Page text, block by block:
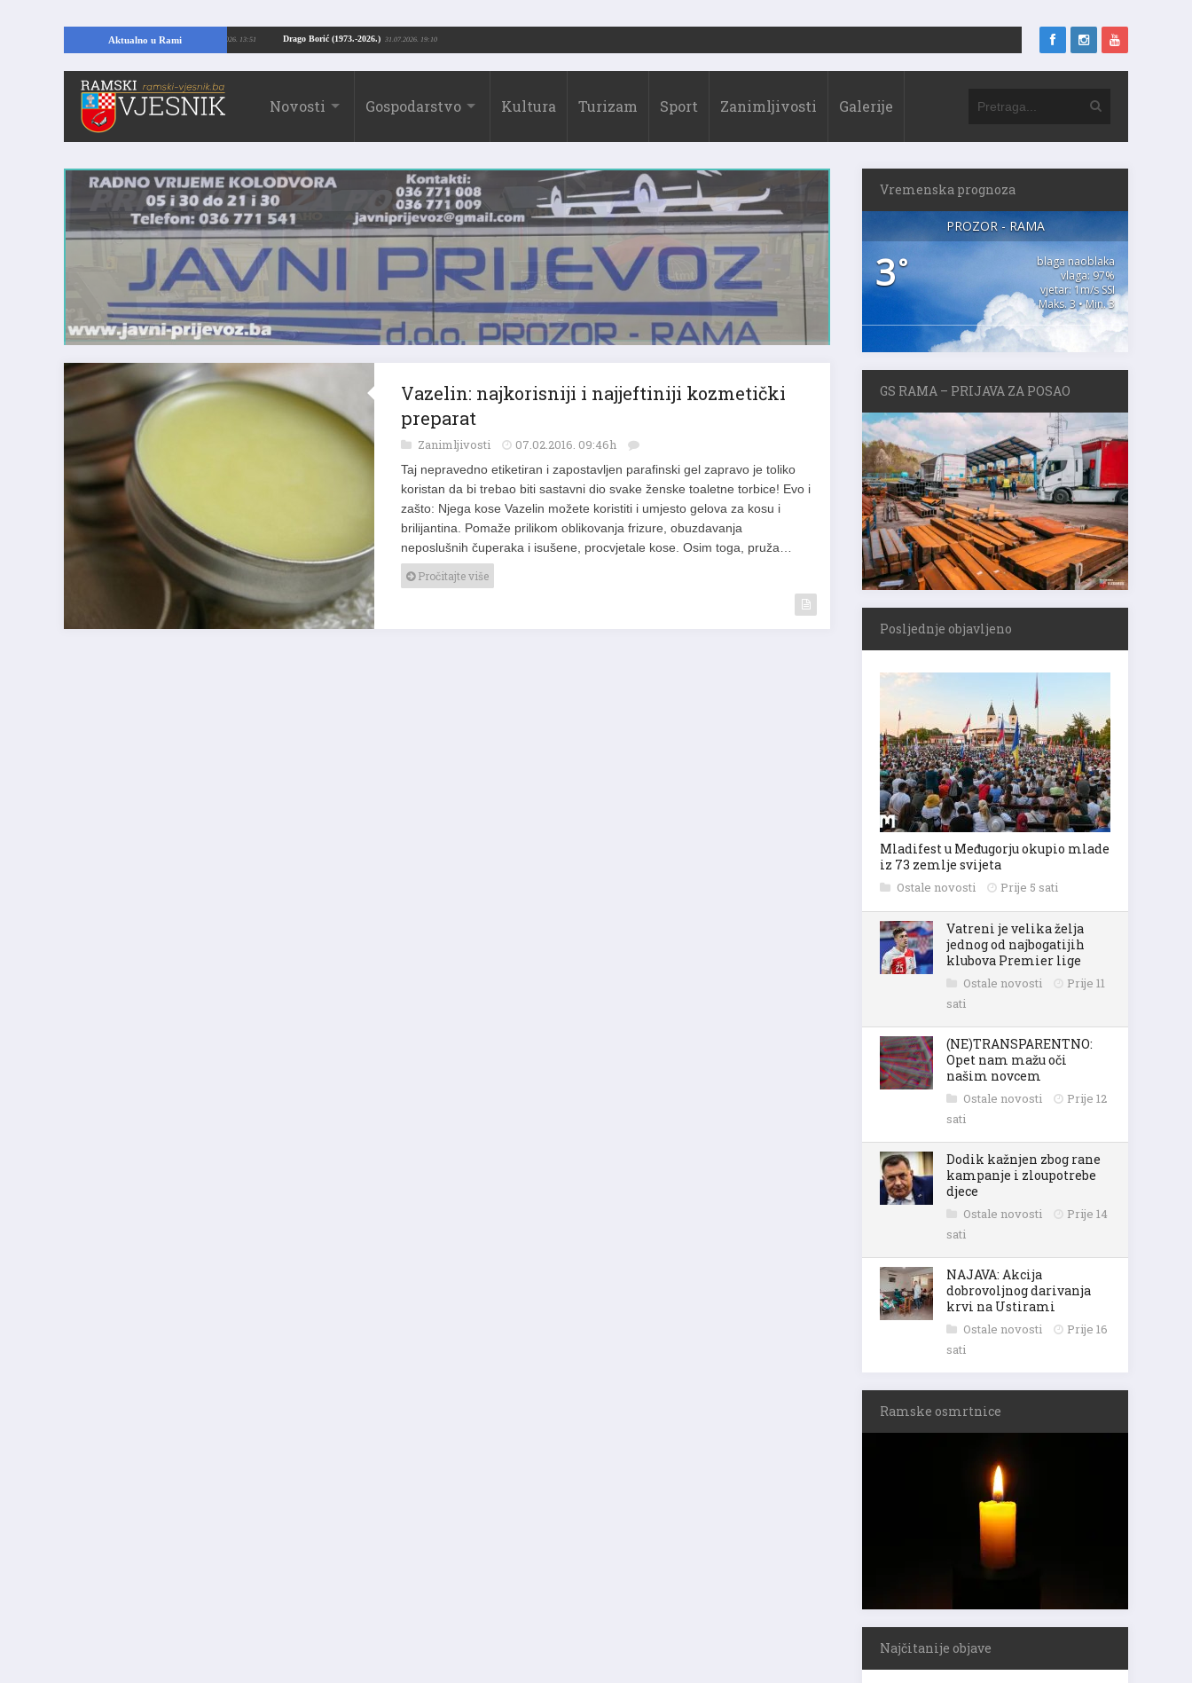
Aktualno u Rami Drago Borić (1973.-2026.) 31.07.2026. 19:10
Kopajući temelje kuće, pronašao vrijedne arheološke ostatke 24.07.2026. 13:51
Novosti Gospodarstvo Kultura Turizam Sport Zanimljivosti Galerije
Vazelin: najkorisniji i najjeftiniji kozmetički
preparat
Zanimljivosti 07.02.2016. 09:46h
Taj nepravedno etiketiran i zapostavljen parafinski gel zapravo je toliko
koristan da bi trebao biti sastavni dio svake ženske toaletne torbice! Evo i
zašto: Njega kose Vazelin možete koristiti i umjesto gelova za kosu i
brilijantina. Pomaže prilikom oblikovanja frizure, obuzdavanja
neposlušnih čuperaka i isušene, procvjetale kose. Osim toga, pruža…
Pročitajte više
Vremenska prognoza
PROZOR - RAMA
3°
blaga naoblaka
vlaga: 97%
vjetar: 1m/s SSI
Maks. 3 • Min. 3
GS RAMA – PRIJAVA ZA POSAO
Posljednje objavljeno
Mladifest u Međugorju okupio mlade
iz 73 zemlje svijeta
Ostale novosti Prije 5 sati
Vatreni je velika želja
jednog od najbogatijih
klubova Premier lige
Ostale novosti
Prije 11
sati
(NE)TRANSPARENTNO:
Opet nam mažu oči
našim novcem
Ostale novosti
Prije 12
sati
Dodik kažnjen zbog rane
kampanje i zloupotrebe
djece
Ostale novosti
Prije 14
sati
NAJAVA: Akcija
dobrovoljnog darivanja
krvi na Ustirami
Ostale novosti
Prije 16
sati
Ramske osmrtnice
Najčitanije objave